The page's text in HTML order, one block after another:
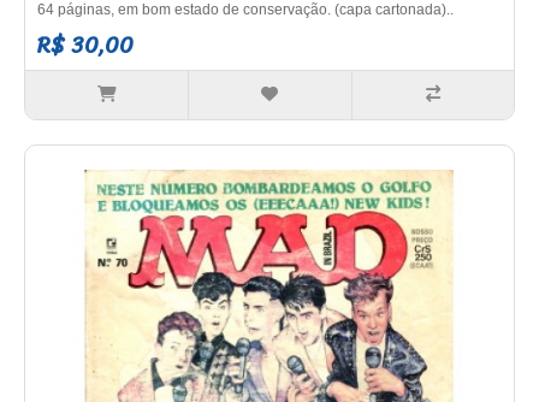
64 páginas, em bom estado de conservação. (capa cartonada)..
R$ 30,00